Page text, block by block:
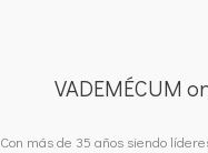
VADEMÉCUM
Con más de 35 años siendo